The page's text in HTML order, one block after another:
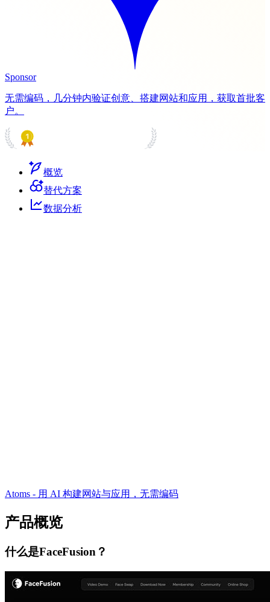
Sponsor
无需编码，几分钟内验证创意、搭建网站和应用，获取首批客
户。
概览
替代方案
数据分析
Atoms - 用 AI 构建网站与应用，无需编码
产品概览
什么是FaceFusion？